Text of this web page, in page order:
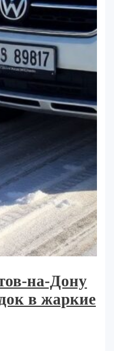
на-Дону
в жаркие